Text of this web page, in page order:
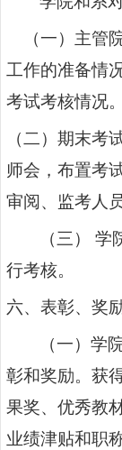
（一）主管
工作的准备情
考试考核情况。
（二）期末考
师会，布置考
审阅、监考人
（三）
行考核。
六、表彰、奖
（一）学
彰和奖励。获
果奖、优秀教
业绩津贴和职